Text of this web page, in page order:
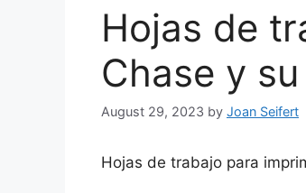
Hojas de
Chase y
August 29, 2023 by Joan Seifert
Hojas de trabajo para